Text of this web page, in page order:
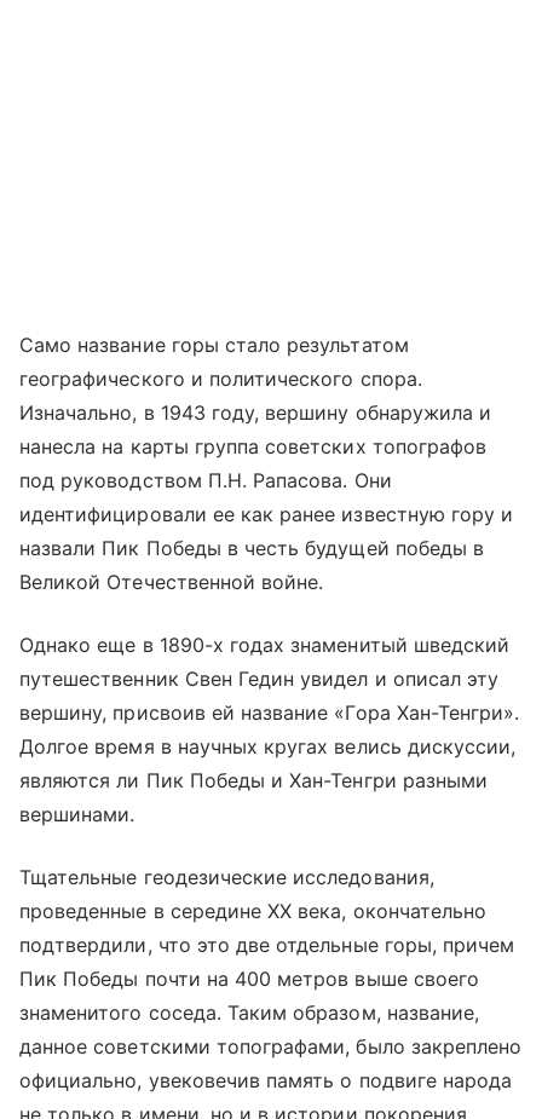
Само название горы стало результатом
географического и политического спора.
Изначально, в 1943 году, вершину обнаружила и
нанесла на карты группа советских топографов
под руководством П.Н. Рапасова. Они
идентифицировали ее как ранее известную гору и
назвали Пик Победы в честь будущей победы в
Великой Отечественной войне.
Однако еще в 1890-х годах знаменитый шведский
путешественник Свен Гедин увидел и описал эту
вершину, присвоив ей название «Гора Хан-Тенгри».
Долгое время в научных кругах велись дискуссии,
являются ли Пик Победы и Хан-Тенгри разными
вершинами.
Тщательные геодезические исследования,
проведенные в середине XX века, окончательно
подтвердили, что это две отдельные горы, причем
Пик Победы почти на 400 метров выше своего
знаменитого соседа. Таким образом, название,
данное советскими топографами, было закреплено
официально, увековечив память о подвиге народа
не только в имени, но и в истории покорения